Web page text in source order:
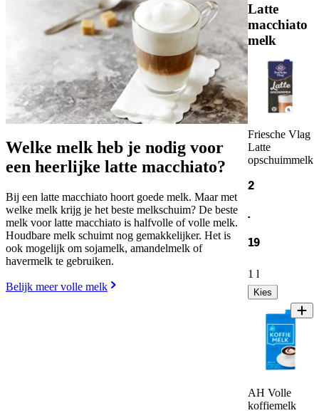
Welke melk heb je nodig voor
een heerlijke latte macchiato?
Bij een latte macchiato hoort goede melk. Maar met
welke melk krijg je het beste melkschuim? De beste
melk voor latte macchiato is halfvolle of volle melk.
Houdbare melk schuimt nog gemakkelijker. Het is
ook mogelijk om sojamelk, amandelmelk of
havermelk te gebruiken.
Belijk meer volle melk
Latte
macchiato
melk
Friesche Vlag
Latte
opschuimmelk
2
.
19
1 l
Kies
AH Volle
koffiemelk